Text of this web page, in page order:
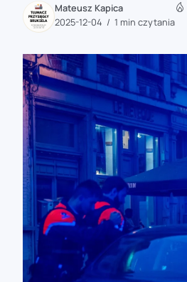
zaobserwuj nas
zaobserwuj nas
zaobserwuj nas
zaobserwuj nas
Mateusz Kapica
2025-12-04
1 min czytania